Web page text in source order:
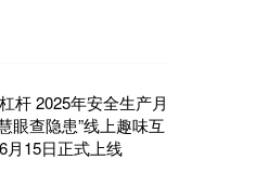
杆 2025年安全生产月
眼查隐患”线上趣味互
月15日正式上线